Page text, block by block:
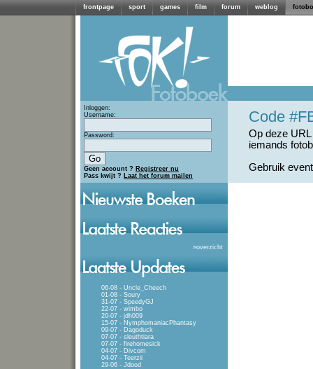
frontpage sport games film forum weblog
Inloggen:
Username:
Password:
Geen account ? Registreer nu
Pass kwijt ? Laat het forum mailen
»overzicht
06-08 - Uncle_Cheech
01-08 - Soury
31-07 - SpeedyGJ
22-07 - wimbo
20-07 - jdh009
15-07 - NymphomaniacPhantasy
09-07 - Dagoduck
07-07 - sleuthtiara
07-07 - firehomesick
04-07 - Divcom
04-07 - Teerzii
29-06 - Jdood
Code
Op deze
iemands
Gebruik